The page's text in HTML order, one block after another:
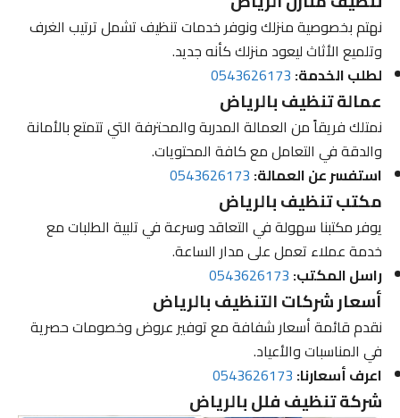
نهتم بخصوصية منزلك ونوفر خدمات تنظيف تشمل ترتيب الغرف
وتلميع الأثاث ليعود منزلك كأنه جديد.
لطلب الخدمة:0543626173
عمالة تنظيف بالرياض
نمتلك فريقاً من العمالة المدربة والمحترفة التي تتمتع بالأمانة
والدقة في التعامل مع كافة المحتويات.
استفسر عن العمالة:0543626173
مكتب تنظيف بالرياض
يوفر مكتبنا سهولة في التعاقد وسرعة في تلبية الطلبات مع
خدمة عملاء تعمل على مدار الساعة.
راسل المكتب:0543626173
أسعار شركات التنظيف بالرياض
نقدم قائمة أسعار شفافة مع توفير عروض وخصومات حصرية
في المناسبات والأعياد.
اعرف أسعارنا:0543626173
شركة تنظيف فلل بالرياض